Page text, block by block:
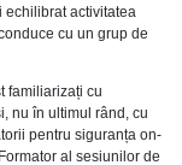
echilibrat activitatea
cu un grup de
familiarizați cu
nu în ultimul rând, cu
pentru siguranța on-
al sesiunilor de